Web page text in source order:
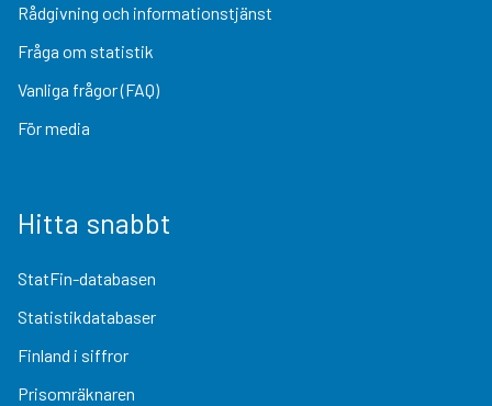
Rådgivning och informationstjänst
Fråga om statistik
Vanliga frågor (FAQ)
För media
Hitta snabbt
StatFin-databasen
Statistikdatabaser
Finland i siffror
Prisomräknaren